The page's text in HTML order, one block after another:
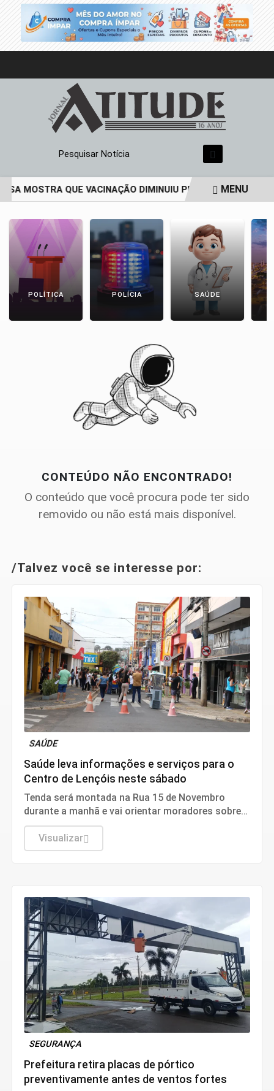
Pesquisar Notícia
MOSTRA QUE VACINAÇÃO DIMINUIU PREVALÊNCIA DE HPV
MENU
POLÍTICA POLÍCIA SAÚDE
CONTEÚDO NÃO ENCONTRADO!
O conteúdo que você procura pode ter sido
removido ou não está mais disponível.
/Talvez você se interesse por:
SAÚDE
Saúde leva informações e serviços para o
Centro de Lençóis neste sábado
Tenda será montada na Rua 15 de Novembro
durante a manhã e vai orientar moradores sobre
unidades de saúde, atendimento e cuidados
básicos
Visualizar
SEGURANÇA
Prefeitura retira placas de pórtico
preventivamente antes de ventos fortes